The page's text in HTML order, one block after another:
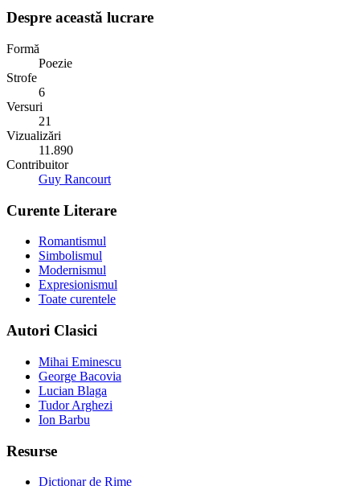
Despre această lucrare
Formă
Poezie
Strofe
6
Versuri
21
Vizualizări
11.890
Contribuitor
Guy Rancourt
Curente Literare
Romantismul
Simbolismul
Modernismul
Expresionismul
Toate curentele
Autori Clasici
Mihai Eminescu
George Bacovia
Lucian Blaga
Tudor Arghezi
Ion Barbu
Resurse
Dicționar de Rime